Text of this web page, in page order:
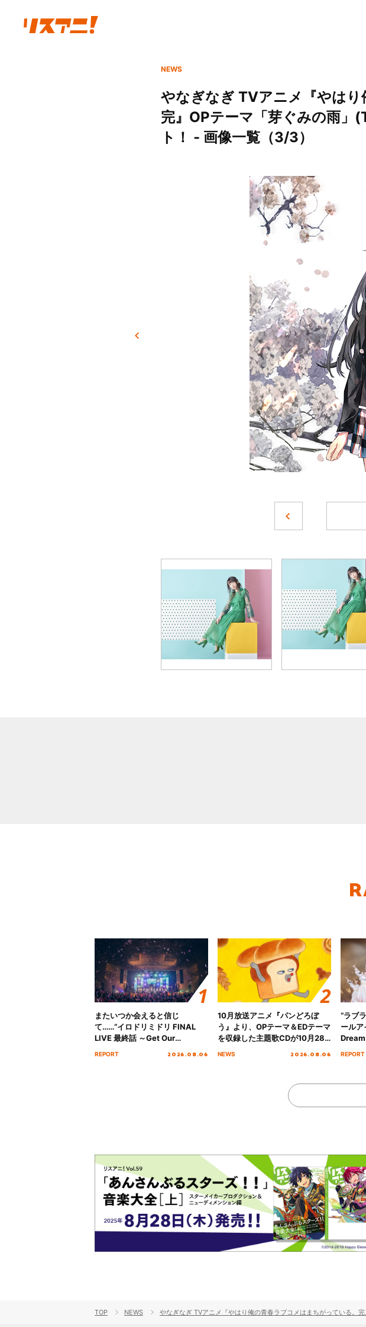
NEWS
やなぎなぎ TVアニメ『やはり
完』OPテーマ「芽ぐみの雨
ト！ - 画像一覧（3/3）
またいつか会えると信じ
て……“イロドリミドリ FINAL
LIVE 最終話 ～Get Our
REPORT 2026.08.06
10月放送アニメ『パンどろぼ
う』より、OPテーマ＆EDテーマ
を収録した主題歌CDが10月28
NEWS 2026.08.06
“ラブ
ール
REPORT
TOP NEWS やなぎなぎ TVアニメ『やはり俺の青春ラブコメはまちがっている。